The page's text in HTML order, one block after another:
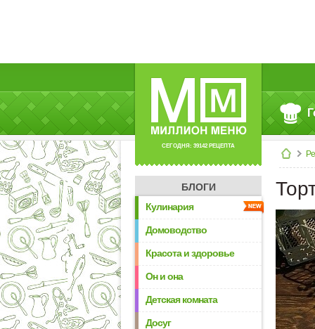
СЕГОДНЯ: 39142 РЕЦЕПТА
БЛОГИ
Кулинария
Домоводство
Красота и здоровье
Он и она
Детская комната
Досуг